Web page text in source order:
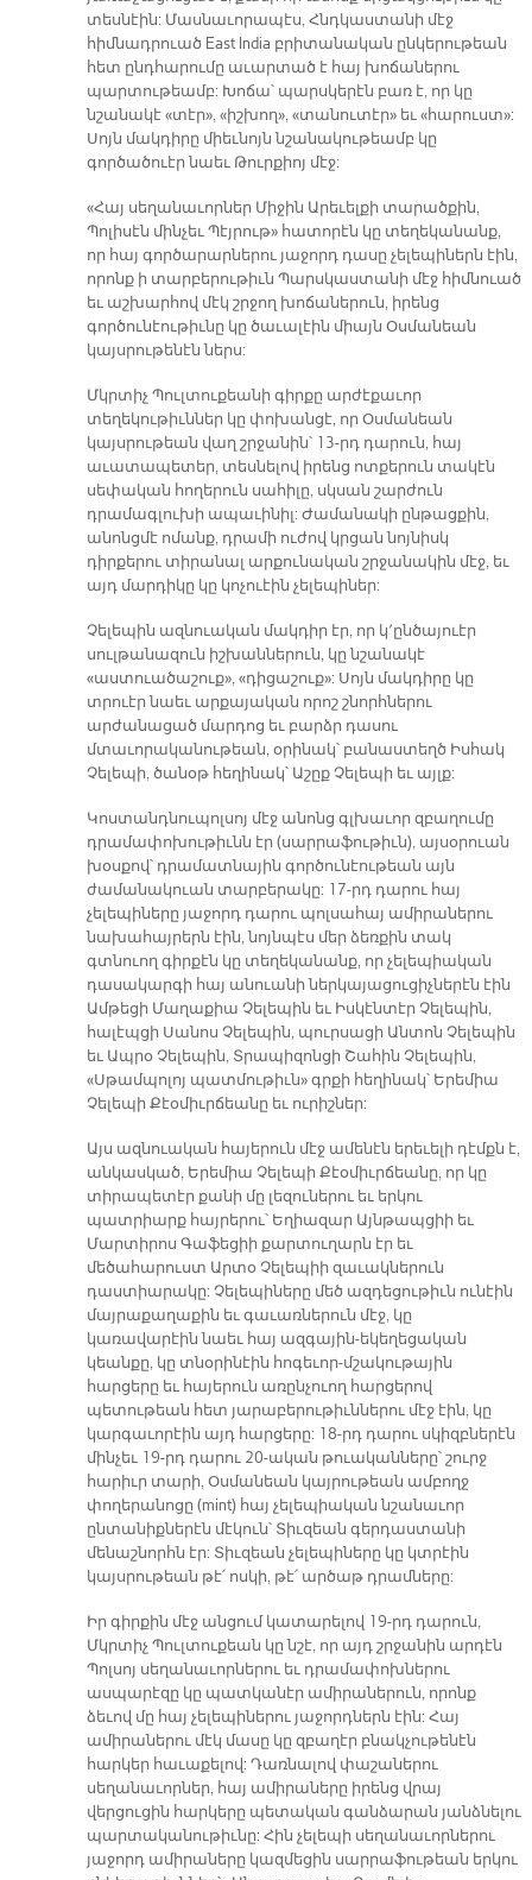
տեսնէին: Մասնաւորապէս, Հնդկաստանի մէջ
հիմնադրուած East India բրիտանական ընկերութեան
հետ ընդհարումը աւարտած է հայ խոճաներու
պարտութեամբ: Խոճա՝ պարսկերէն բառ է, որ կը
նշանակէ «տէր», «իշխող», «տանուտէր» եւ «հարուստ»:
Սոյն մակդիրը միեւնոյն նշանակութեամբ կը
գործածուէր նաեւ Թուրքիոյ մէջ:
«Հայ սեղանաւորներ Միջին Արեւելքի տարածքին,
Պոլիսէն մինչեւ Պէյրութ» հատորէն կը տեղեկանանք,
որ հայ գործարարներու յաջորդ դասը չելեպիներն էին,
որոնք ի տարբերութիւն Պարսկաստանի մէջ հիմնուած
եւ աշխարհով մէկ շրջող խոճաներուն, իրենց
գործունէութիւնը կը ծաւալէին միայն Օսմանեան
կայսրութենէն ներս:
Մկրտիչ Պուլտուքեանի գիրքը արժէքաւոր
տեղեկութիւններ կը փոխանցէ, որ Օսմանեան
կայսրութեան վաղ շրջանին՝ 13-րդ դարուն, հայ
աւատապետեր, տեսնելով իրենց ոտքերուն տակէն
սեփական հողերուն սահիլը, սկսան շարժուն
դրամագլուխի ապաւինիլ: Ժամանակի ընթացքին,
անոնցմէ ոմանք, դրամի ուժով կրցան նոյնիսկ
դիրքերու տիրանալ արքունական շրջանակին մէջ, եւ
այդ մարդիկը կը կոչուէին չելեպիներ:
Չելեպին ազնուական մակդիր էր, որ կ՚ընծայուէր
սուլթանազուն իշխաններուն, կը նշանակէ
«աստուածաշուք», «դիցաշուք»: Սոյն մակդիրը կը
տրուէր նաեւ արքայական որոշ շնորհներու
արժանացած մարդոց եւ բարձր դասու
մտաւորականութեան, օրինակ՝ բանաստեղծ Իսհակ
Չելեպի, ծանօթ հեղինակ՝ Աշըք Չելեպի եւ այլք:
Կոստանդնուպոլսոյ մէջ անոնց գլխաւոր զբաղումը
դրամափոխութիւնն էր (սարրաֆութիւն), այսօրուան
խօսքով՝ դրամատնային գործունէութեան այն
ժամանակուան տարբերակը: 17-րդ դարու հայ
չելեպիները յաջորդ դարու պոլսահայ ամիրաներու
նախահայրերն էին, նոյնպէս մեր ձեռքին տակ
գտնուող գիրքէն կը տեղեկանանք, որ չելեպիական
դասակարգի հայ անուանի ներկայացուցիչներէն էին
Ամթեցի Մաղաքիա Չելեպին եւ Իսկէնտէր Չելեպին,
հալէպցի Սանոս Չելեպին, պուրսացի Անտոն Չելեպին
եւ Ապրօ Չելեպին, Տրապիզոնցի Շահին Չելեպին,
«Սթամպոլոյ պատմութիւն» գրքի հեղինակ՝ Երեմիա
Չելեպի Քէօմիւրճեանը եւ ուրիշներ:
Այս ազնուական հայերուն մէջ ամենէն երեւելի դէմքն է,
անկասկած, Երեմիա Չելեպի Քէօմիւրճեանը, որ կը
տիրապետէր քանի մը լեզուներու եւ երկու
պատրիարք հայրերու՝ Եղիազար Այնթապցիի եւ
Մարտիրոս Գաֆեցիի քարտուղարն էր եւ
մեծահարուստ Արտօ Չելեպիի զաւակներուն
դաստիարակը: Չելեպիները մեծ ազդեցութիւն ունէին
մայրաքաղաքին եւ գաւառներուն մէջ, կը
կառավարէին նաեւ հայ ազգային-եկեղեցական
կեանքը, կը տնօրինէին հոգեւոր-մշակութային
հարցերը եւ հայերուն առընչուող հարցերով
պետութեան հետ յարաբերութիւններու մէջ էին, կը
կարգաւորէին այդ հարցերը: 18-րդ դարու սկիզբներէն
մինչեւ 19-րդ դարու 20-ական թուականները՝ շուրջ
հարիւր տարի, Օսմանեան կայրութեան ամբողջ
փողերանոցը (mint) հայ չելեպիական նշանաւոր
ընտանիքներէն մէկուն՝ Տիւզեան գերդաստանի
մենաշնորհն էր: Տիւզեան չելեպիները կը կտրէին
կայսրութեան թէ՛ ոսկի, թէ՛ արծաթ դրամները:
Իր գիրքին մէջ անցում կատարելով 19-րդ դարուն,
Մկրտիչ Պուլտուքեան կը նշէ, որ այդ շրջանին արդէն
Պոլսոյ սեղանաւորներու եւ դրամափոխներու
ասպարէզը կը պատկանէր ամիրաներուն, որոնք
ձեւով մը հայ չելեպիներու յաջորդներն էին: Հայ
ամիրաներու մէկ մասը կը զբաղէր բնակչութենէն
հարկեր հաւաքելով: Դառնալով փաշաներու
սեղանաւորներ, հայ ամիրաները իրենց վրայ
վերցուցին հարկերը պետական գանձարան յանձնելու
պարտականութիւնը: Հին չելեպի սեղանաւորներու
յաջորդ ամիրաները կազմեցին սարրաֆութեան երկու